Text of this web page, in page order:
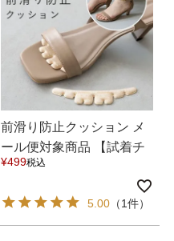
前滑り防止クッション メ
ール便対象商品 【試着チ
ケット対象外】
¥499税込
5.00 （1件）